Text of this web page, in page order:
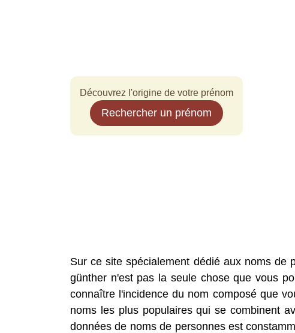
Découvrez l'origine de votre prénom
Rechercher un prénom
Sur ce site spécialement dédié aux noms de
günther n'est pas la seule chose que vous
connaître l'incidence du nom composé que
noms les plus populaires qui se combinent
données de noms de personnes est